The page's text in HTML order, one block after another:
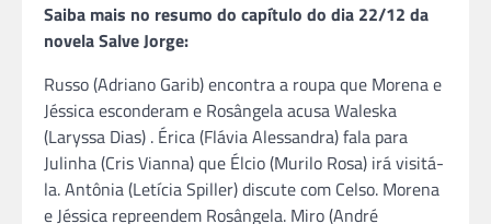
Saiba mais no resumo do capítulo do dia 22/12 da
novela Salve Jorge:
Russo (Adriano Garib) encontra a roupa que Morena e
Jéssica esconderam e Rosângela acusa Waleska
(Laryssa Dias) . Érica (Flávia Alessandra) fala para
Julinha (Cris Vianna) que Élcio (Murilo Rosa) irá visitá-
la. Antônia (Letícia Spiller) discute com Celso. Morena
e Jéssica repreendem Rosângela. Miro (André